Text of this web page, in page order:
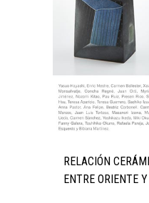
RELACIÓN
ENTRE ORIENTE